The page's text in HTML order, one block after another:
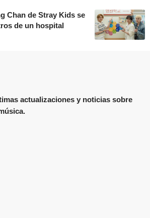
Chan de Stray Kids se
de un hospital